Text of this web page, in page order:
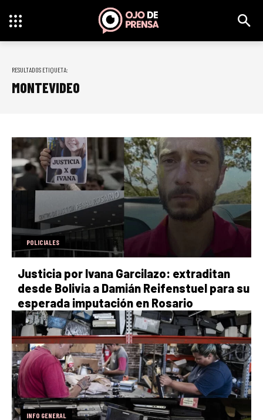
RESULTADOS ETIQUETA:
MONTEVIDEO
POLICIALES
Justicia por Ivana Garcilazo: extraditan
desde Bolivia a Damián Reifenstuel para su
esperada imputación en Rosario
INFO GENERAL